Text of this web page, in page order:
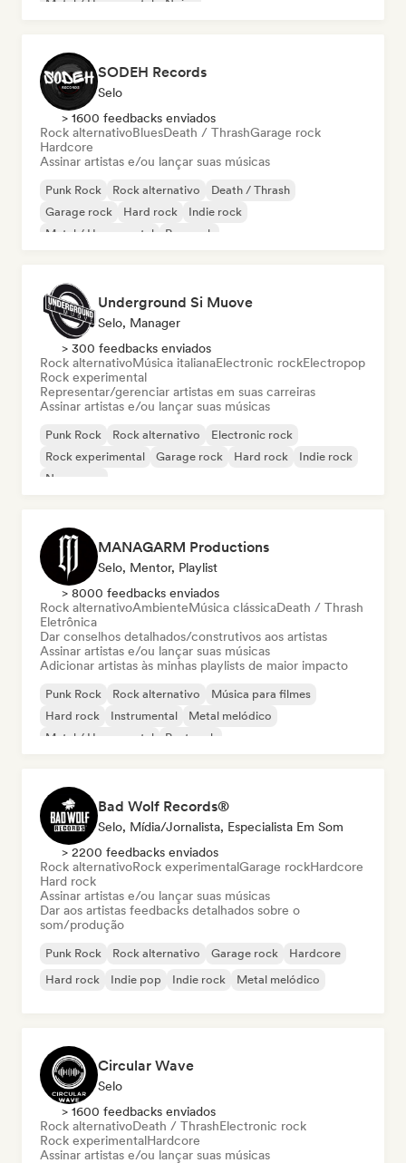
Metal / Heavy metal Noise
SODEH Records
Selo
> 1600 feedbacks enviados
Rock alternativoBluesDeath / ThrashGarage rock
Hardcore
Assinar artistas e/ou lançar suas músicas
Punk Rock Rock alternativo
Death / Thrash
Garage rock
Hard rock
Indie rock
Metal / Heavy metal
Pop rock
Underground Si Muove
Selo, Manager
> 300 feedbacks enviados
Rock alternativoMúsica italianaElectronic rockElectropop
Rock experimental
Representar/gerenciar artistas em suas carreiras
Assinar artistas e/ou lançar suas músicas
Punk Rock Rock alternativo
Electronic rock
Rock experimental
Garage rock Hard rock
Indie rock
New wave
MANAGARM Productions
Selo, Mentor, Playlist
> 8000 feedbacks enviados
Rock alternativoAmbienteMúsica clássicaDeath / Thrash
Eletrônica
Dar conselhos detalhados/construtivos aos artistas
Assinar artistas e/ou lançar suas músicas
Adicionar artistas às minhas playlists de maior impacto
Punk Rock Rock alternativo
Música para filmes
Hard rock
Instrumental
Metal melódico
Metal / Heavy metal
Post rock
Bad Wolf Records®
Selo, Mídia/Jornalista, Especialista Em Som
> 2200 feedbacks enviados
Rock alternativoRock experimentalGarage rockHardcore
Hard rock
Assinar artistas e/ou lançar suas músicas
Dar aos artistas feedbacks detalhados sobre o
som/produção
Punk Rock Rock alternativo Garage rock
Hardcore
Hard rock
Indie pop Indie rock Metal melódico
Circular Wave
Selo
> 1600 feedbacks enviados
Rock alternativoDeath / ThrashElectronic rock
Rock experimentalHardcore
Assinar artistas e/ou lançar suas músicas